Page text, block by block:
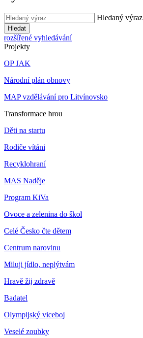
Hledaný výraz
Hledat
rozšířené vyhledávání
Projekty
OP JAK
Národní plán obnovy
MAP vzdělávání pro Litvínovsko
Transformace hrou
Děti na startu
Rodiče vítáni
Recyklohraní
MAS Naděje
Program KiVa
Ovoce a zelenina do škol
Celé Česko čte dětem
Centrum narovinu
Miluji jídlo, neplýtvám
Hravě žij zdravě
Badatel
Olympijský viceboj
Veselé zoubky